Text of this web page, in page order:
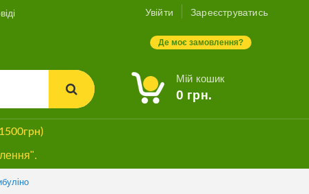
Увійти Зареєструватись
Де моє замовлення?
Мій кошик
0 грн.